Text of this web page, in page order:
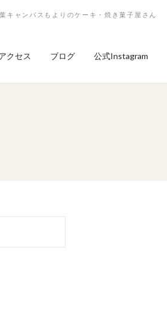
ャンパスもよりのケーキ・焼き菓子屋さん
クセス ブログ 公式Instagram